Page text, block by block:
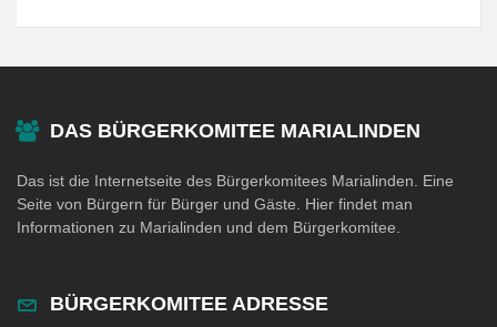
DAS BÜRGERKOMITEE MARIALINDEN
Das ist die Internetseite des Bürgerkomitees Marialinden. Eine
Seite von Bürgern für Bürger und Gäste. Hier findet man
Informationen zu Marialinden und dem Bürgerkomitee.
BÜRGERKOMITEE ADRESSE